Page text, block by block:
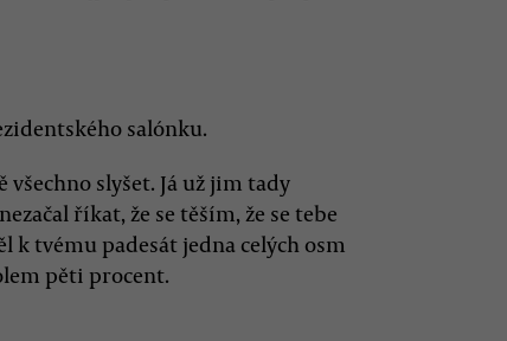
salónku.
všechno slyšet. Já už jim tady
říkat, že se těším, že se tebe
k tvému padesát jedna celých osm
pěti procent.